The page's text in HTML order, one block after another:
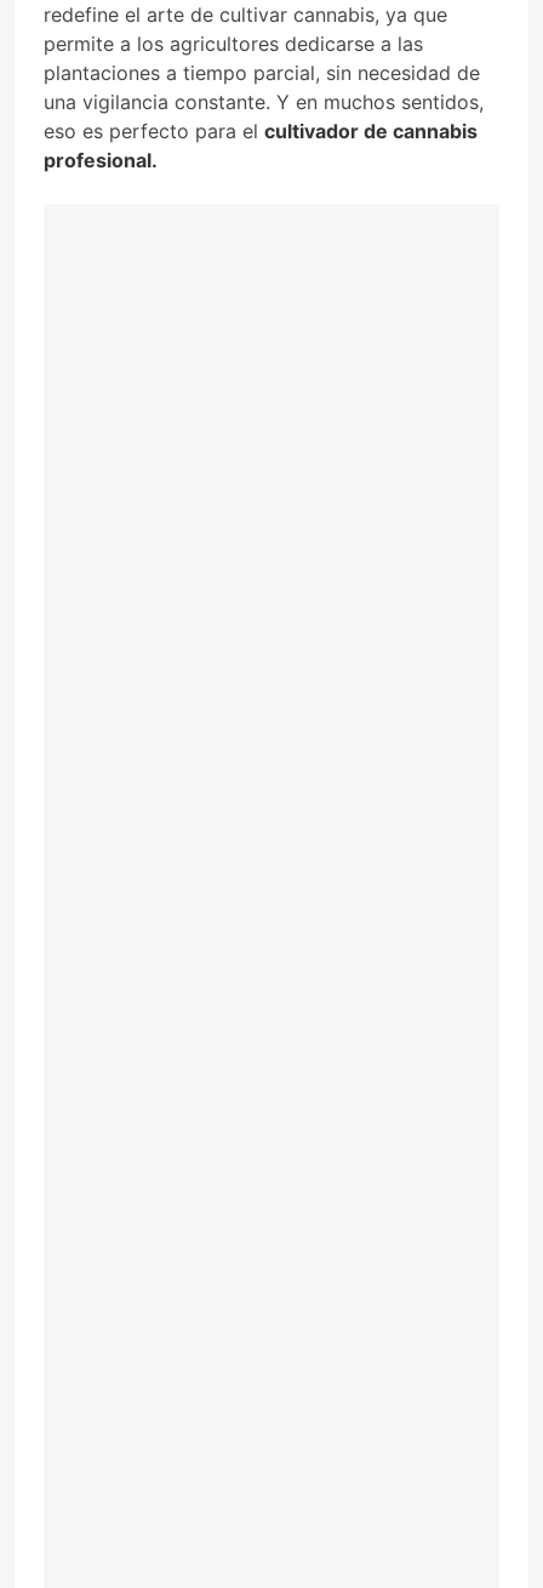
redefine el arte de cultivar cannabis, ya que
permite a los agricultores dedicarse a las
plantaciones a tiempo parcial, sin necesidad de
una vigilancia constante. Y en muchos sentidos,
eso es perfecto para el cultivador de cannabis
profesional.